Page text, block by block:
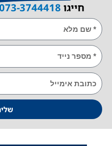
073-3744418או